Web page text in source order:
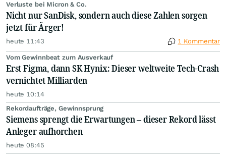
Verluste bei Micron & Co.
Nicht nur SanDisk, sondern auch diese Zahlen sorgen
jetzt für Ärger!
heute 11:43 1 Kommentar
Vom Gewinnbeat zum Ausverkauf
Erst Figma, dann SK Hynix: Dieser weltweite Tech-Crash
vernichtet Milliarden
heute 10:14
Rekordaufträge, Gewinnsprung
Siemens sprengt die Erwartungen – dieser Rekord lässt
Anleger aufhorchen
heute 08:45